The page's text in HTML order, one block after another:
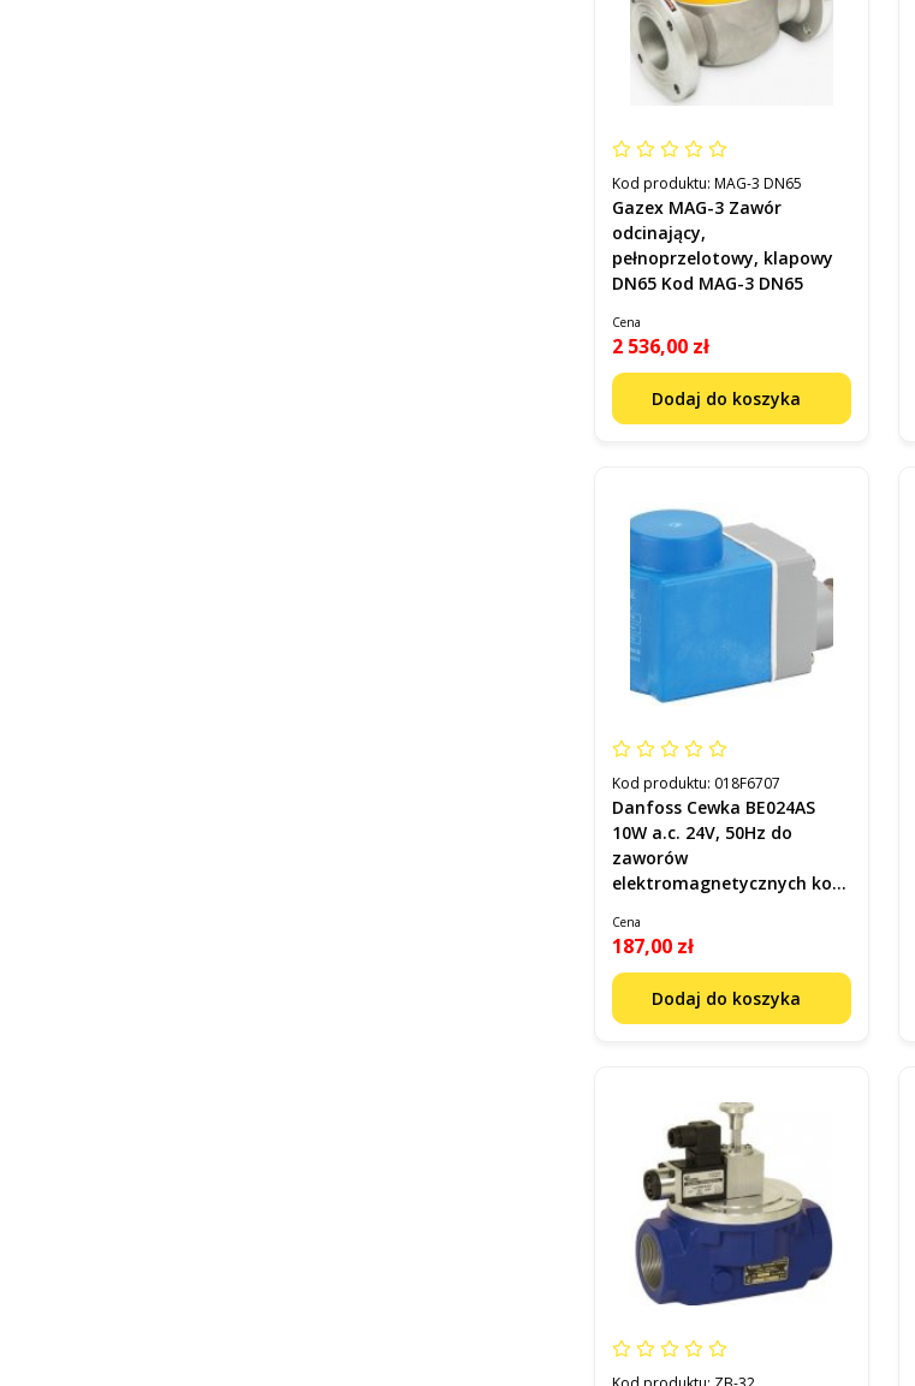
Kod produktu: MAG-3 DN65
Gazex MAG-3 Zawór
odcinający,
pełnoprzelotowy, klapowy
DN65 Kod MAG-3 DN65
Cena
2 536,00 zł
Dodaj do koszyka
Kod produktu: 018F6707
Danfoss Cewka BE024AS
10W a.c. 24V, 50Hz do
zaworów
elektromagnetycznych kod
Cena
187,00 zł
Dodaj do koszyka